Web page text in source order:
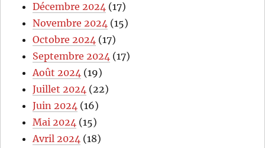
Décembre 2024 (17)
Novembre 2024 (15)
Octobre 2024 (17)
Septembre 2024 (17)
Août 2024 (19)
Juillet 2024 (22)
Juin 2024 (16)
Mai 2024 (15)
Avril 2024 (18)